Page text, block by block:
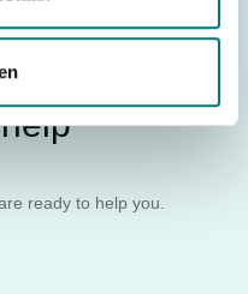
ready to help you.